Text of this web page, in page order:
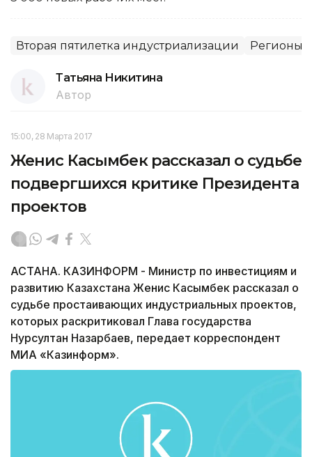
Вторая пятилетка индустриализации Регионы
Татьяна Никитина
Автор
15:00, 28 Марта 2017
Женис Касымбек рассказал о судьбе
подвергшихся критике Президента
проектов
АСТАНА. КАЗИНФОРМ - Министр по инвестициям и
развитию Казахстана Женис Касымбек рассказал о
судьбе простаивающих индустриальных проектов,
которых раскритиковал Глава государства
Нурсултан Назарбаев, передает корреспондент
МИА «Казинформ».